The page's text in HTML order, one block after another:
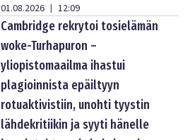
01.08.2026 | 12:09
Cambridge rekrytoi tosielämän
woke-Turhapuron –
yliopistomaailma ihastui
plagioinnista epäiltyyn
rotuaktivistiin, unohti tyystin
lähdekritiikin ja syyti hänelle